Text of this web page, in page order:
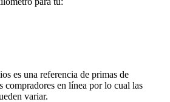
es una referencia de primas de
compradores en línea por lo cual las
variar.